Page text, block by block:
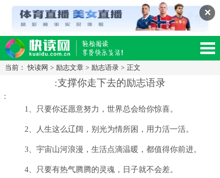
✕
读网-轻松阅读,快乐生活移动版
当前：快读网 > 励志文章 > 励志语录 > 正文
:支撑你走下去的励志语录
:
1、只要你还愿意努力，世界总会给你惊喜。
2、人生这么辽阔，别光为情所困，用力活一活。
3、宇宙山河浪漫，生活点滴温暖，都值得你前进。
4、只要有热气腾腾的灵魂，日子就不会差。